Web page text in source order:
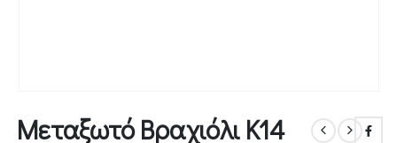
Μεταξωτό Βραχιόλι Κ14